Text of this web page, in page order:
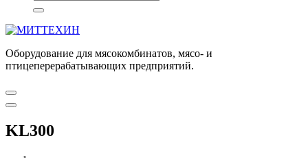
Оборудование для мясокомбинатов, мясо- и
птицеперерабатывающих предприятий.
KL300